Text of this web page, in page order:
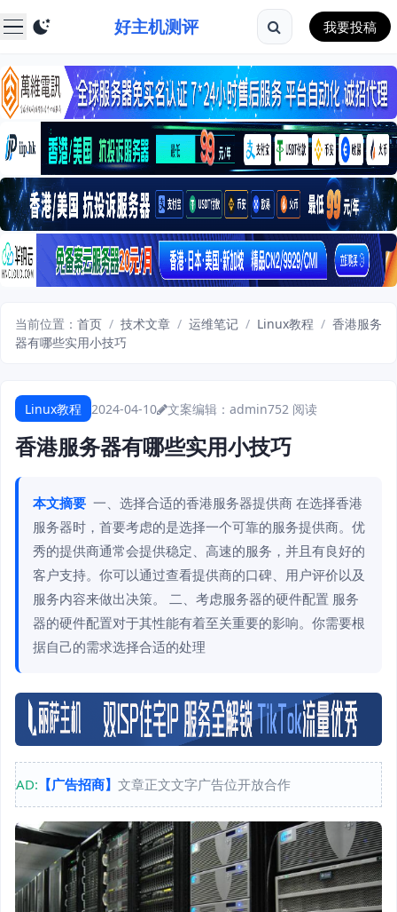
好主机测评 我要投稿
当前位置： 首页 / 技术文章 / 运维笔记 / Linux教程 / 香港服务
器有哪些实用小技巧
Linux教程 2024-04-10 文案编辑：admin752 阅读
香港服务器有哪些实用小技巧
本文摘要 一、选择合适的香港服务器提供商 在选择香港
服务器时，首要考虑的是选择一个可靠的服务提供商。优
秀的提供商通常会提供稳定、高速的服务，并且有良好的
客户支持。你可以通过查看提供商的口碑、用户评价以及
服务内容来做出决策。 二、考虑服务器的硬件配置 服务
器的硬件配置对于其性能有着至关重要的影响。你需要根
据自己的需求选择合适的处理
AD: 【广告招商】 文章正文文字广告位开放合作